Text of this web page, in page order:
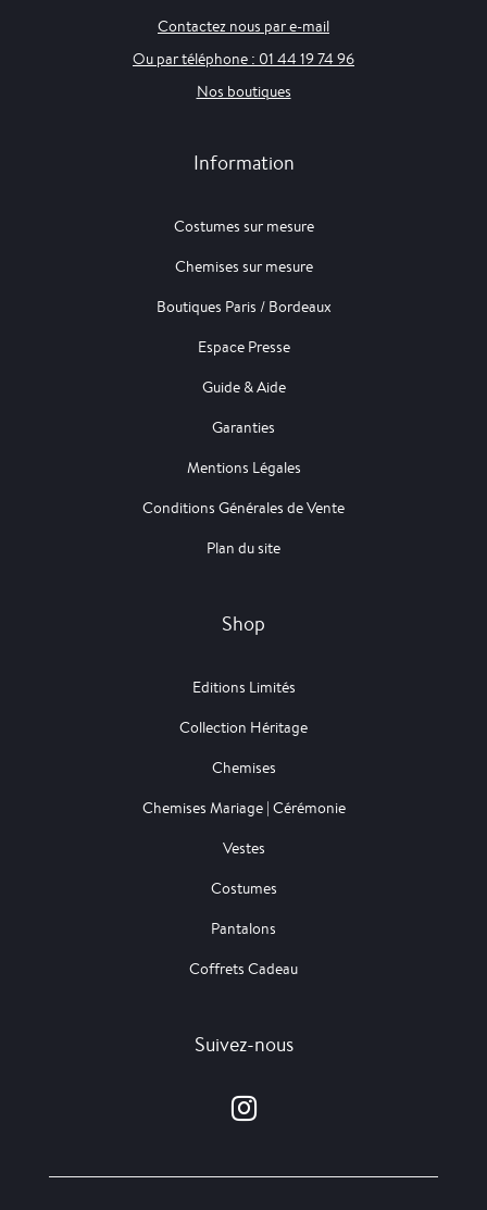
Contactez nous par e-mail
Ou par téléphone : 01 44 19 74 96
Nos boutiques
Information
Costumes sur mesure
Chemises sur mesure
Boutiques Paris / Bordeaux
Espace Presse
Guide & Aide
Garanties
Mentions Légales
Conditions Générales de Vente
Plan du site
Shop
Editions Limités
Collection Héritage
Chemises
Chemises Mariage | Cérémonie
Vestes
Costumes
Pantalons
Coffrets Cadeau
Suivez-nous